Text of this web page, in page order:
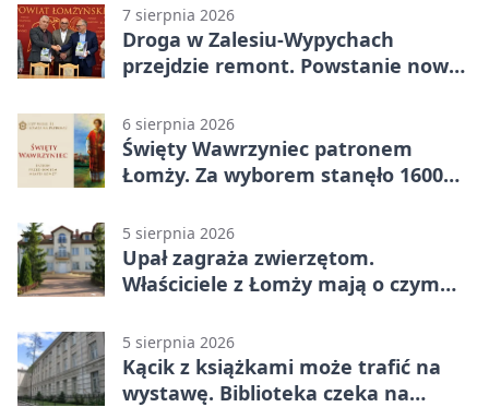
7 sierpnia 2026
Droga w Zalesiu-Wypychach
przejdzie remont. Powstanie nowa
6 sierpnia 2026
Święty Wawrzyniec patronem
Łomży. Za wyborem stanęło 1600
5 sierpnia 2026
Upał zagraża zwierzętom.
Właściciele z Łomży mają o czym
5 sierpnia 2026
Kącik z książkami może trafić na
wystawę. Biblioteka czeka na